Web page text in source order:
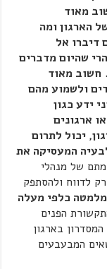
מאוד
הארגון ומה
דיברו אל
שהיום מדברים
חשוב מאוד
ולשמוע מהם
ידע כגון
ארגונים
יכול לתרום
המעסיקה את
של מנהלי
לדווח ולהסתפק
מלמטה כלפי מעלה
הפנים
בארגון
המבעבעים